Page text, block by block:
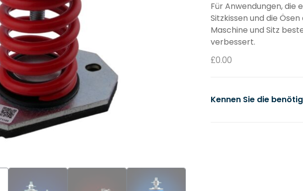
Für Anwendungen, die
Sitzkissen und die
Maschine und Sitz
verbessert.
£0.00
Kennen Sie die